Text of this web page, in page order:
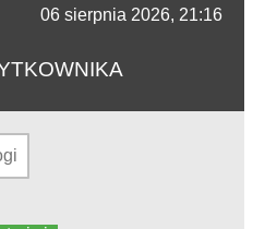
06 sierpnia 2026, 21:16